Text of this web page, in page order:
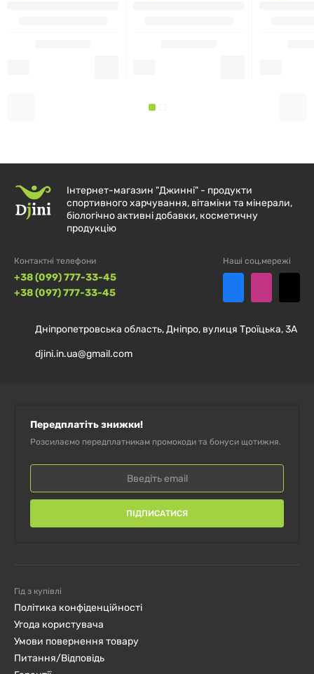
Інтернет-магазин "Джинні" - продукти
спортивного харчування, вітаміни та мінерали,
біологічно активні добавки, косметичну
продукцію
Контактні телефони
+38 (099) 777-33-45
+38 (097) 777-33-45
Наші соц.мережі
Дніпропетровська область, Дніпро, вулиця Троїцька, 3А
djini.in.ua@gmail.com
Передплатіть знижки!
Розсилаємо передплатникам промокоди та бонуси щотижня.
ПІДПИСАТИСЯ
Гід з купівлі
Політика конфіденційності
Угода користувача
Умови повернення товару
Питання/Відповідь